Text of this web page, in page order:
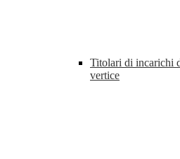
Titolari di incarichi
vertice